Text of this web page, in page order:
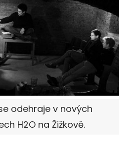
odehraje v nových
H2O na Žižkově.